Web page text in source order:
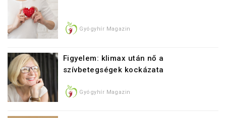
Gyógyhír Magazin
Figyelem: klimax után nő a
szívbetegségek kockázata
Gyógyhír Magazin